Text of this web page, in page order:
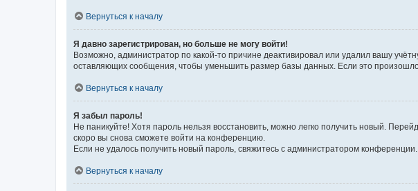
Вернуться к началу
Я давно зарегистрирован, но больше не могу войти!
Возможно, администратор по какой-то причине деактивировал или удалил вашу
оставляющих сообщения, чтобы уменьшить размер базы данных. Если это произошло,
Вернуться к началу
Я забыл пароль!
Не паникуйте! Хотя пароль нельзя восстановить, можно легко получить новый.
скоро вы снова сможете войти на конференцию.
Если не удалось получить новый пароль, свяжитесь с администратором конференции.
Вернуться к началу